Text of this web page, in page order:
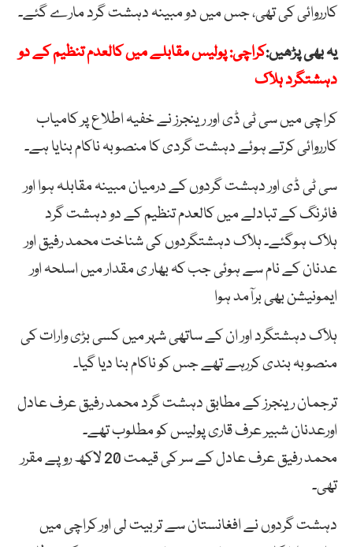
کارروائی کی تھی، جس میںدو مبینہ دہشت گرد مارے گئے۔
یہ بھی پڑھیں:کراچی: پولیس مقابلے میں کالعدم تنظیم کے دو
دہشتگرد ہلاک
کراچی میں سی ٹی ڈی اور رینجرز نے خفیہ اطلاع پر کامیاب
کارروائی کرتے ہوئے دہشت گردی کا منصوبہ ناکام بنایا ہے۔
سی ٹی ڈی اور دہشت گردوں کے درمیان مبینہ مقابلہ ہوا اور
فائرنگ کے تبادلے میں کالعدم تنظیم کے دو دہشت گرد
ہلاک ہوگئے۔ ہلاک دہشتگردوں کی شناخت محمد رفیق اور
عدنان کے نام سے ہوئی جب کہ بھار ی مقدار میں اسلحہ اور
ایمونیشن بھی برآمد ہوا
ہلاکدہشتگرداورانکےساتھیشہرمیںکسیبڑیواراتکی
منصوبہبندیکررہےتھے جس کو ناکام بنا دیا گیا۔
ترجمان رینجرز کے مطابق دہشت گرد محمد رفیق عرف عادل
اورعدنان شبیر عرف قاری پولیس کو مطلوب تھے۔
محمد رفیق عرف عادل کے سر کی قیمت 20 لاکھ روپے مقرر
تھی۔
دہشت گردوں نے افغانستان سے تربیت لی اور کراچی میں